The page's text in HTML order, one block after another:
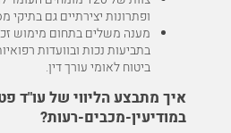
ופתרונות יצירתיים גם בתיקי
מענה משלים בתחום מימוש
בתביעות נכות ובוועדות
ביטוח לאומי עורך דין.
איך מתבצע הליווי של עו"ד
במודיעין-מכבים-רעות?